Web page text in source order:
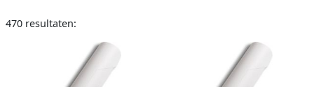
470 resultaten: